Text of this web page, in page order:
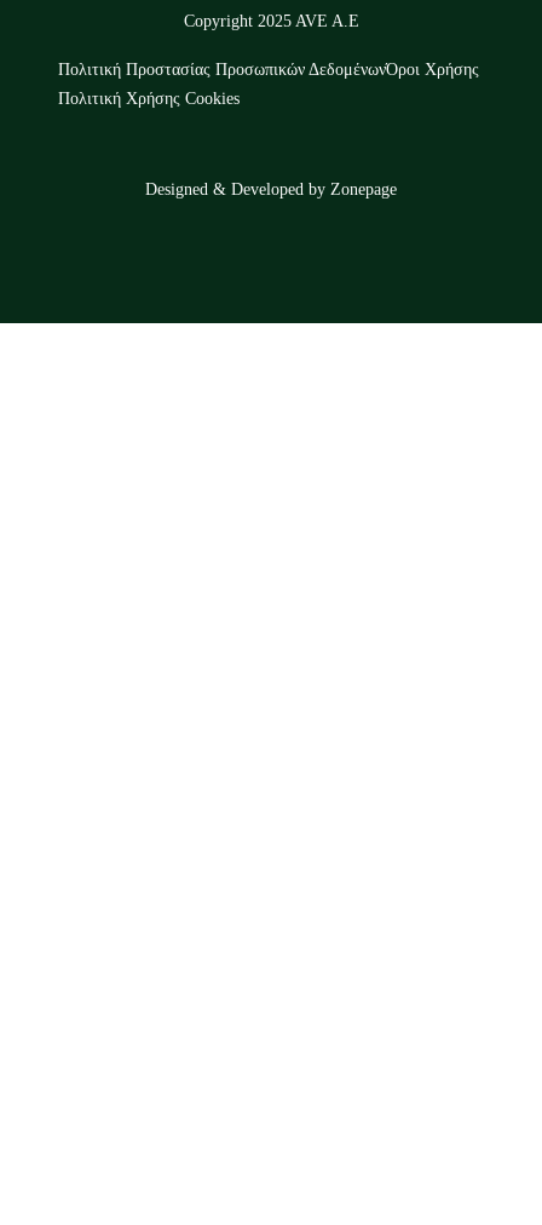
Copyright 2025 AVE A.E
Όροι Χρήσης
Πολιτική Προστασίας Προσωπικών Δεδομένων
Πολιτική Χρήσης Cookies
Designed & Developed by Zonepage